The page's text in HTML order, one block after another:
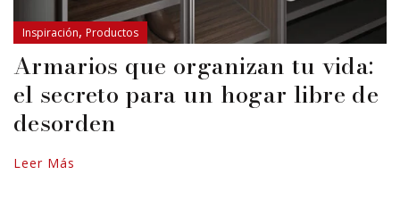
Inspiración, Productos
Armarios que organizan tu vida:
el secreto para un hogar libre de
desorden
Leer Más